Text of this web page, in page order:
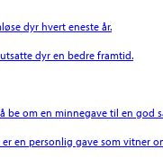
dyr hvert eneste år.
dyr en bedre framtid.
be om en minnegave til en god
en personlig gave som vitner